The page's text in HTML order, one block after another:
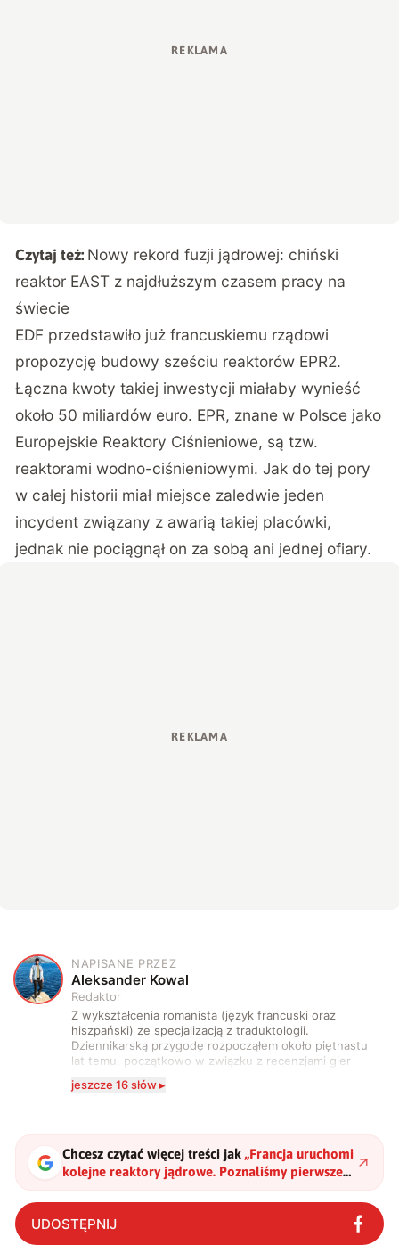
Czytaj też: Nowy rekord fuzji jądrowej: chiński
reaktor EAST z najdłuższym czasem pracy na
świecie
EDF przedstawiło już francuskiemu rządowi
propozycję budowy sześciu reaktorów EPR2.
Łączna kwoty takiej inwestycji miałaby wynieść
około 50 miliardów euro. EPR, znane w Polsce jako
Europejskie Reaktory Ciśnieniowe, są tzw.
reaktorami wodno-ciśnieniowymi. Jak do tej pory
w całej historii miał miejsce zaledwie jeden
incydent związany z awarią takiej placówki,
jednak nie pociągnął on za sobą ani jednej ofiary.
A
NAPISANE PRZEZ
Aleksander Kowal
Redaktor
Z wykształcenia romanista (język francuski oraz
hiszpański) ze specjalizacją z traduktologii.
Dziennikarską przygodę rozpocząłem około piętnastu
lat temu, początkowo w związku z recenzjami gier
komputerowych i filmów. Obecnie publikuję
zdecydowanie częściej na tematy związane z nauką
także uprawiać oraz oglądać sport.
jeszcze 16 słów ▸
Chcesz czytać więcej treści jak „Francja uruchomi
kolejne reaktory jądrowe. Poznaliśmy pierwsze
daty"?
UDOSTĘPNIJ